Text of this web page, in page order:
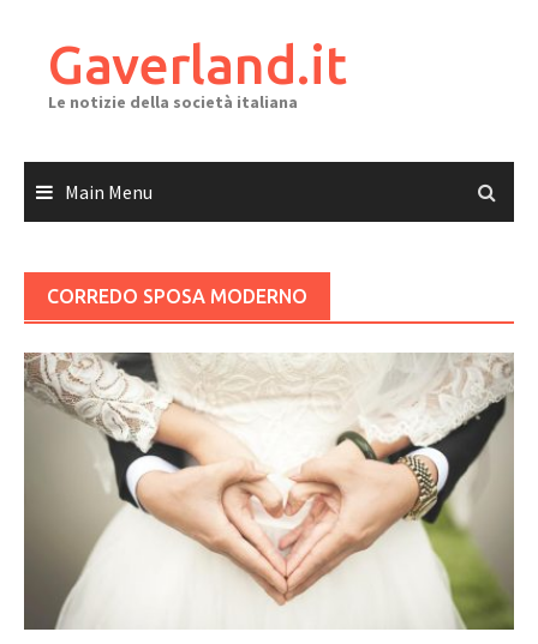
contentGaverland.it
Le notizie della società italiana
Main Menu
CORREDO SPOSA MODERNO